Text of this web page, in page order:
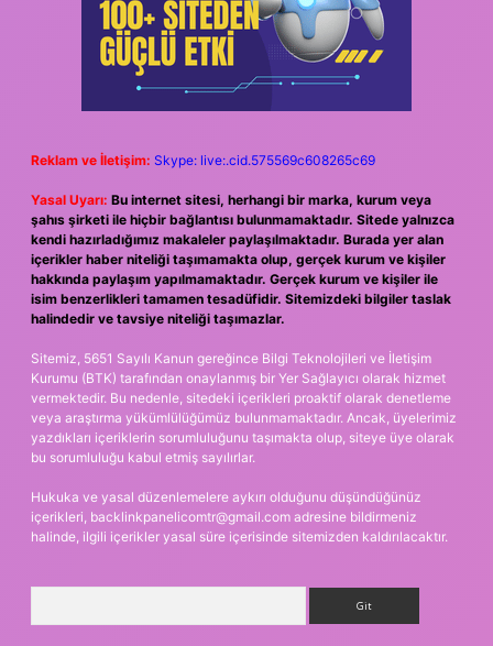
Reklam ve İletişim: Skype: live:.cid.575569c608265c69
Yasal Uyarı: Bu internet sitesi, herhangi bir marka, kurum veya
şahıs şirketi ile hiçbir bağlantısı bulunmamaktadır. Sitede yalnızca
kendi hazırladığımız makaleler paylaşılmaktadır. Burada yer alan
içerikler haber niteliği taşımamakta olup, gerçek kurum ve kişiler
hakkında paylaşım yapılmamaktadır. Gerçek kurum ve kişiler ile
isim benzerlikleri tamamen tesadüfidir. Sitemizdeki bilgiler taslak
halindedir ve tavsiye niteliği taşımazlar.
Sitemiz, 5651 Sayılı Kanun gereğince Bilgi Teknolojileri ve İletişim
Kurumu (BTK) tarafından onaylanmış bir Yer Sağlayıcı olarak hizmet
vermektedir. Bu nedenle, sitedeki içerikleri proaktif olarak denetleme
veya araştırma yükümlülüğümüz bulunmamaktadır. Ancak, üyelerimiz
yazdıkları içeriklerin sorumluluğunu taşımakta olup, siteye üye olarak
bu sorumluluğu kabul etmiş sayılırlar.
Hukuka ve yasal düzenlemelere aykırı olduğunu düşündüğünüz
içerikleri, backlinkpanelicomtr@gmail.com adresine bildirmeniz
halinde, ilgili içerikler yasal süre içerisinde sitemizden kaldırılacaktır.